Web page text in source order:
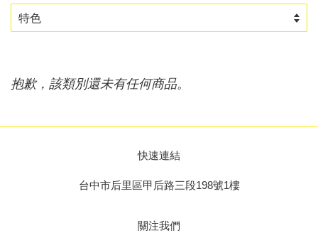
抱歉，該類別還未有任何商品。
快速連結
台中市后里區甲后路三段198號1樓
關注我們